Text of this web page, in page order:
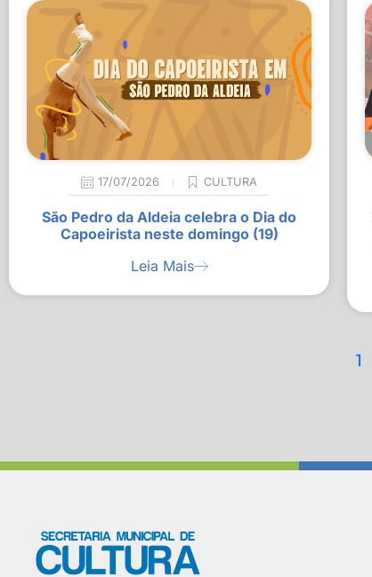
17/07/2026 CULTURA
São Pedro da Aldeia celebra o Dia do
Capoeirista neste domingo (19)
Leia Mais
1